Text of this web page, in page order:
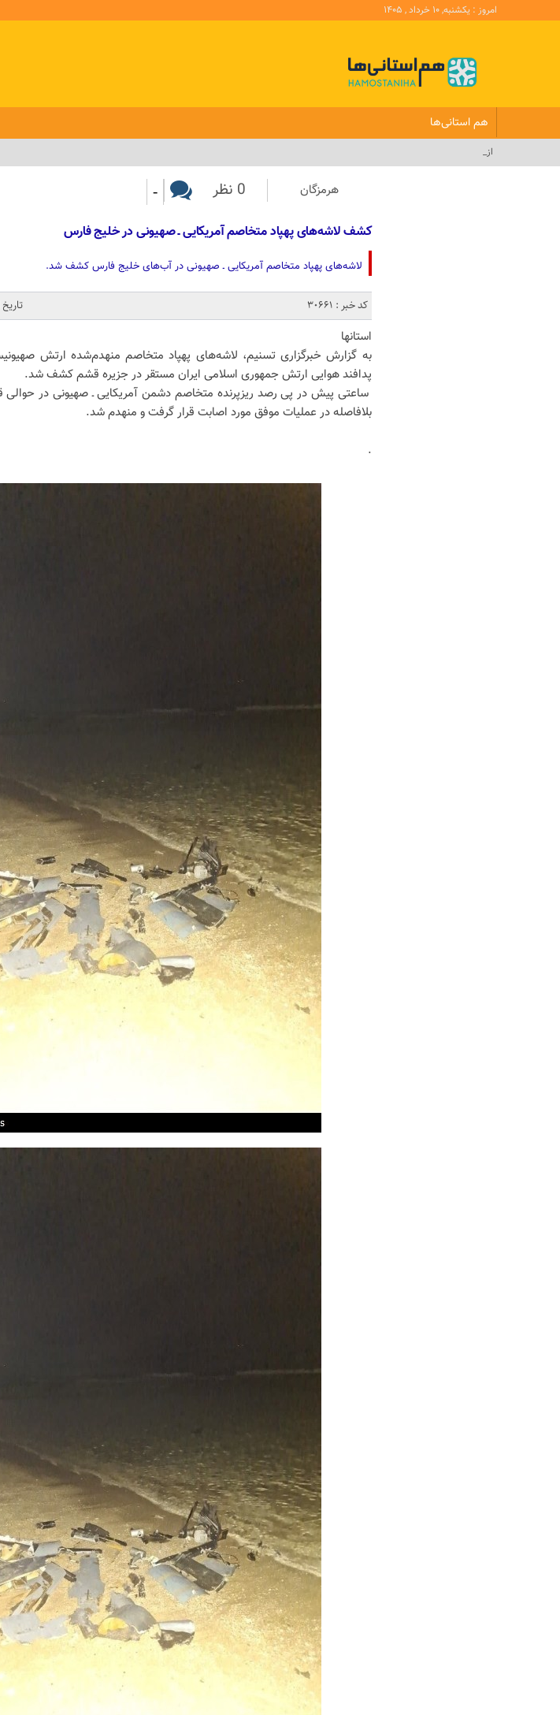
امروز : یکشنبه, ۱۰ خرداد , ۱۴۰۵
هم استانی‌ها
از کیسه‌های پارچه‌ای تا آگا_
هرمزگان 0 نظر -
کشف لاشه‌های پهپاد متخاصم آمریکایی ـ صهیونی در خلیج فارس
لاشه‌های پهپاد متخاصم آمریکایی ـ صهیونی در آب‌های خلیج فارس کشف شد.
کد خبر : 30661
تاریخ
استانها
به گزارش خبرگزاری تسنیم، لاشه‌های پهپاد متخاصم منهدم‌شده ارتش
پدافند هوایی ارتش جمهوری اسلامی ایران مستقر در جزیره قشم کشف شد.
ساعتی پیش در پی رصد ریزپرنده متخاصم دشمن آمریکایی ـ صهیونی در
بلافاصله در عملیات موفق مورد اصابت قرار گرفت و منهدم شد.
.